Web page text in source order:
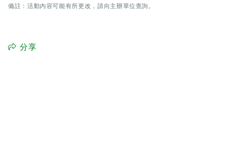
備註：活動內容可能有所更改，請向主辦單位查詢。
分享